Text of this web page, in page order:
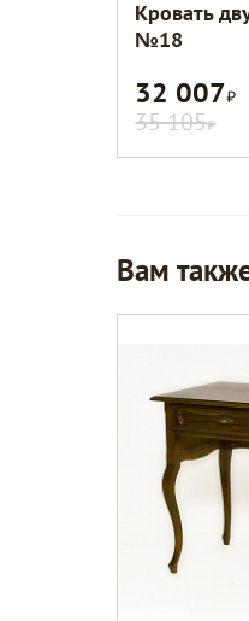
Кровать
№18
32 007Р
35 105Р
Вам